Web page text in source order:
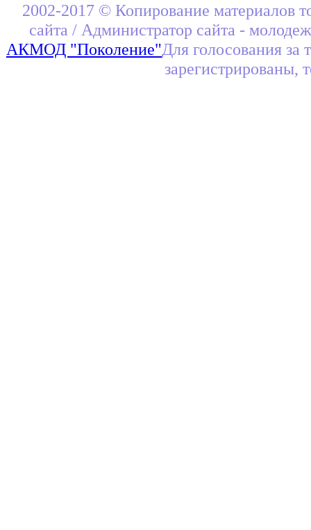
2002-2017 © Копирование материалов
сайта / Администратор сайта -
АКМОД "Поколение"Для голосования за
зарегистрированы,